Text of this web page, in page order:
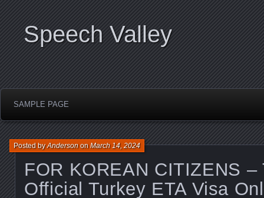
Speech Valley
SAMPLE PAGE
FOR KOREAN CITIZENS –
Official Turkey ETA Visa
Posted byAndersononMarch 14, 2024